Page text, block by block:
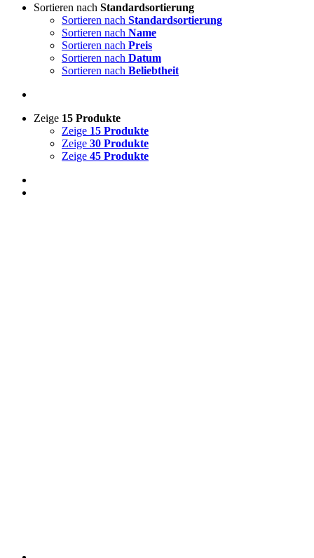
Sortieren nach Standardsortierung
Sortieren nach Standardsortierung
Sortieren nach Name
Sortieren nach Preis
Sortieren nach Datum
Sortieren nach Beliebtheit
Zeige 15 Produkte
Zeige 15 Produkte
Zeige 30 Produkte
Zeige 45 Produkte